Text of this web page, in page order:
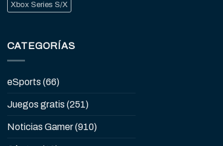
Xbox Series S/X
CATEGORÍAS
eSports (66)
Juegos gratis (251)
Noticias Gamer(910)